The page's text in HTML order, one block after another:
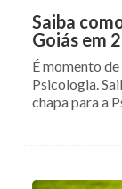
Saiba
Goiás em
É momento
Psicologia.
chapa para a